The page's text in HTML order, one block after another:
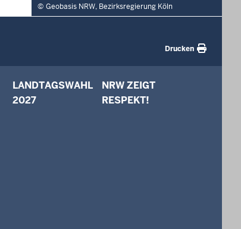
Geobasis NRW, Bezirksregierung Köln
Drucken
LANDTAGSWAHL
2027
NRW ZEIGT
RESPEKT!